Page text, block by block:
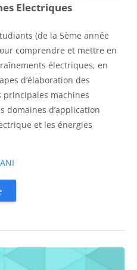
Electriques
(de la 5ème année
comprendre et mettre en
électriques, en
d’élaboration des
principales machines
domaines d’application
et les énergies